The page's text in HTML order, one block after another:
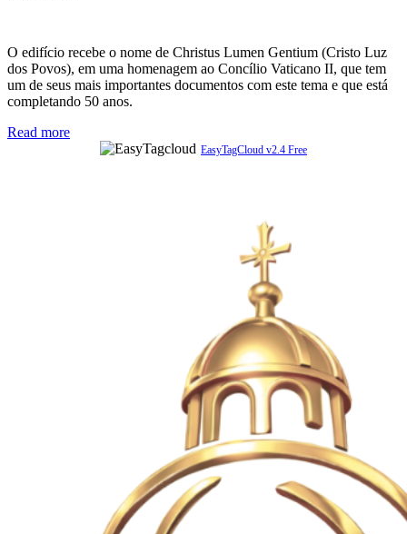
O edifício recebe o nome de Christus Lumen Gentium (Cristo Luz
dos Povos), em uma homenagem ao Concílio Vaticano II, que tem
um de seus mais importantes documentos com este tema e que está
completando 50 anos.
Read more
EasyTagCloud v2.4 Free